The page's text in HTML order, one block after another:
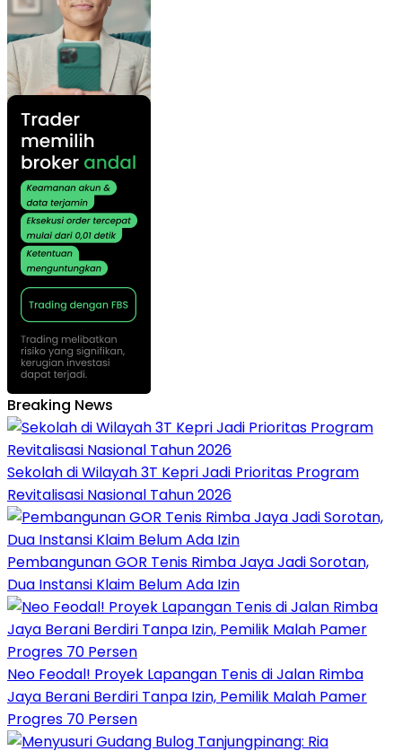
Breaking News
Sekolah di Wilayah 3T Kepri Jadi Prioritas Program
Revitalisasi Nasional Tahun 2026
Pembangunan GOR Tenis Rimba Jaya Jadi Sorotan,
Dua Instansi Klaim Belum Ada Izin
Neo Feodal! Proyek Lapangan Tenis di Jalan Rimba
Jaya Berani Berdiri Tanpa Izin, Pemilik Malah Pamer
Progres 70 Persen